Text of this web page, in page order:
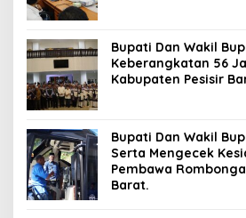
Bupati Dan Wakil
Keberangkatan 56
Kabupaten Pesisir
Bupati Dan Wakil
Serta Mengecek
Pembawa
Barat.